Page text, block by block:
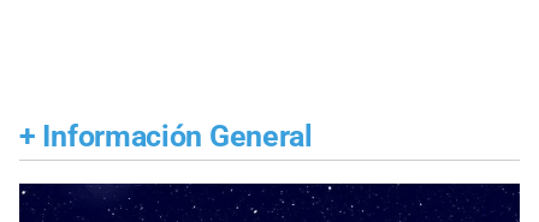
+ Información General